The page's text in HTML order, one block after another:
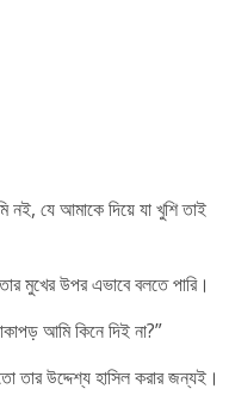
নই, যে আমাকে দিয়ে যা খুশি তাই
মুখের উপর এভাবে বলতে পারি।
আমি কিনে দিই না?”
তার উদ্দেশ্য হাসিল করার জন্যই।